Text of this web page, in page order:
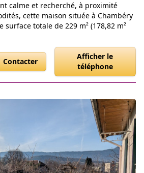
calme et recherché, à proximité
cette maison située à Chambéry
surface totale de 229 m² (178,82 m²
Contacter
Afficher le
téléphone